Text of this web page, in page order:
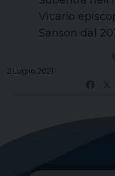
Vicario
Sanson dal
2 Luglio 2021